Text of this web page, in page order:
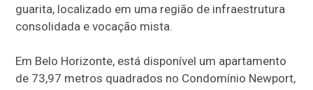
guarita, localizado em uma região de infraestrutura
consolidada e vocação mista.
Em Belo Horizonte, está disponível um apartamento
de 73,97 metros quadrados no Condomínio Newport,